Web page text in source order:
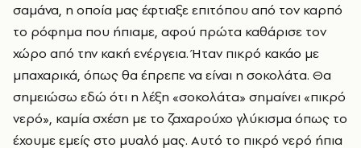
σαμάνα, η οποία μας έφτιαξε επιτόπου από τον καρπό
το ρόφημα που ήπιαμε, αφού πρώτα καθάρισε τον
χώρο από την κακή ενέργεια. Ήταν πικρό κακάο με
μπαχαρικά, όπως θα έπρεπε να είναι η σοκολάτα. Θα
σημειώσω εδώ ότι η λέξη «σοκολάτα» σημαίνει «πικρό
νερό», καμία σχέση με το ζαχαρούχο γλύκισμα όπως το
έχουμε εμείς στο μυαλό μας. Αυτό το πικρό νερό ήπια